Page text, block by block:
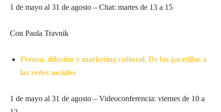
1 de mayo al 31 de agosto – Chat: martes de 13 a 15
Con Paula Travnik
Prensa, difusión y marketing cultural. De las gacetillas a
las redes sociales
1 de mayo al 31 de agosto – Videoconferencia: viernes de 10 a